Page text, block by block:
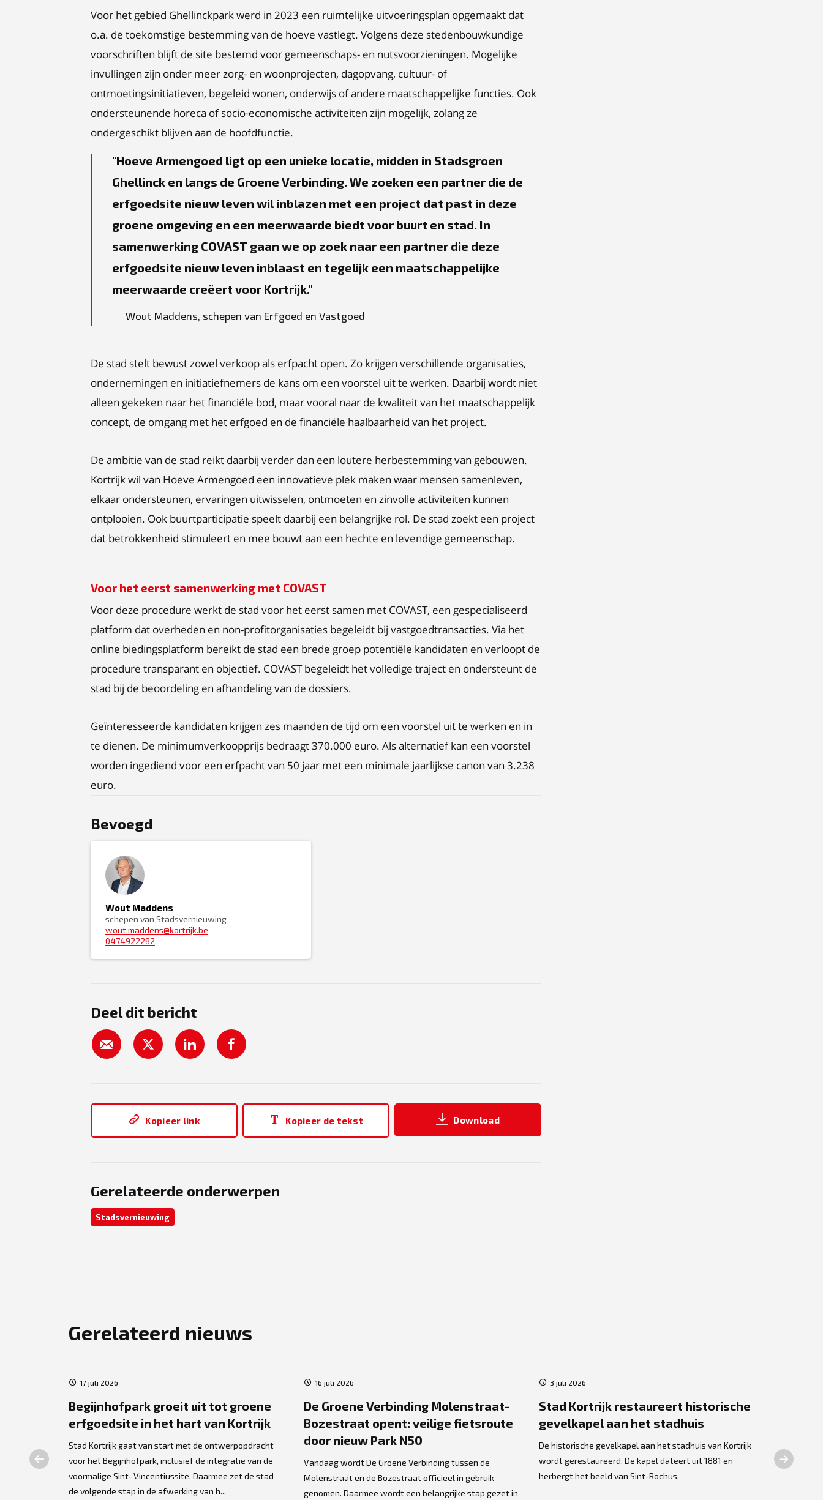
Voor het gebied Ghellinckpark werd in 2023 een ruimtelijke uitvoeringsplan opgemaakt dat
o.a. de toekomstige bestemming van de hoeve vastlegt. Volgens deze stedenbouwkundige
voorschriften blijft de site bestemd voor gemeenschaps- en nutsvoorzieningen. Mogelijke
invullingen zijn onder meer zorg- en woonprojecten, dagopvang, cultuur- of
ontmoetingsinitiatieven, begeleid wonen, onderwijs of andere maatschappelijke functies. Ook
ondersteunende horeca of socio-economische activiteiten zijn mogelijk, zolang ze
ondergeschikt blijven aan de hoofdfunctie.
Hoeve Armengoed ligt op een unieke locatie, midden in Stadsgroen
Ghellinck en langs de Groene Verbinding. We zoeken een partner die de
erfgoedsite nieuw leven wil inblazen met een project dat past in deze
groene omgeving en een meerwaarde biedt voor buurt en stad. In
samenwerking COVAST gaan we op zoek naar een partner die deze
erfgoedsite nieuw leven inblaast en tegelijk een maatschappelijke
meerwaarde creëert voor Kortrijk.
Wout Maddens, schepen van Erfgoed en Vastgoed
De stad stelt bewust zowel verkoop als erfpacht open. Zo krijgen verschillende organisaties,
ondernemingen en initiatiefnemers de kans om een voorstel uit te werken. Daarbij wordt niet
alleen gekeken naar het financiële bod, maar vooral naar de kwaliteit van het maatschappelijk
concept, de omgang met het erfgoed en de financiële haalbaarheid van het project.
De ambitie van de stad reikt daarbij verder dan een loutere herbestemming van gebouwen.
Kortrijk wil van Hoeve Armengoed een innovatieve plek maken waar mensen samenleven,
elkaar ondersteunen, ervaringen uitwisselen, ontmoeten en zinvolle activiteiten kunnen
ontplooien. Ook buurtparticipatie speelt daarbij een belangrijke rol. De stad zoekt een project
dat betrokkenheid stimuleert en mee bouwt aan een hechte en levendige gemeenschap.
Voor het eerst samenwerking met COVAST
Voor deze procedure werkt de stad voor het eerst samen met COVAST, een gespecialiseerd
platform dat overheden en non-profitorganisaties begeleidt bij vastgoedtransacties. Via het
online biedingsplatform bereikt de stad een brede groep potentiële kandidaten en verloopt de
procedure transparant en objectief. COVAST begeleidt het volledige traject en ondersteunt de
stad bij de beoordeling en afhandeling van de dossiers.
Geïnteresseerde kandidaten krijgen zes maanden de tijd om een voorstel uit te werken en in
te dienen. De minimumverkoopprijs bedraagt 370.000 euro. Als alternatief kan een voorstel
worden ingediend voor een erfpacht van 50 jaar met een minimale jaarlijkse canon van 3.238
euro.
Bevoegd
Wout Maddens
schepen van Stadsvernieuwing
wout.maddens@kortrijk.be
0474922282
Deel dit bericht
Kopieer link Kopieer de tekst Download
Gerelateerde onderwerpen
Stadsvernieuwing
Gerelateerd nieuws
17 juli 2026
Begijnhofpark groeit uit tot groene
erfgoedsite in het hart van Kortrijk
Stad Kortrijk gaat van start met de ontwerpopdracht
voor het Begijnhofpark, inclusief de integratie van de
voormalige Sint‑Vincentiussite. Daarmee zet de stad
de volgende stap in de afwerking van h...
16 juli 2026
De Groene Verbinding Molenstraat-
Bozestraat opent: veilige fietsroute
door nieuw Park N50
Vandaag wordt De Groene Verbinding tussen de
Molenstraat en de Bozestraat officieel in gebruik
genomen. Daarmee wordt een belangrijke stap gezet in
3 juli 2026
Stad Kortrijk restaureert historische
gevelkapel aan het stadhuis
De historische gevelkapel aan het stadhuis van Kortrijk
wordt gerestaureerd. De kapel dateert uit 1881 en
herbergt het beeld van Sint-Rochus.